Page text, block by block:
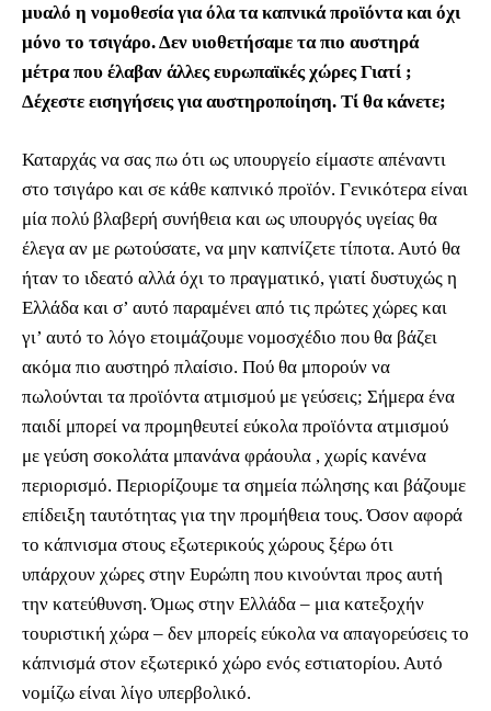
μυαλό η νομοθεσία για όλα τα καπνικά προϊόντα και όχι
μόνο το τσιγάρο. Δεν υιοθετήσαμε τα πιο αυστηρά
μέτρα που έλαβαν άλλες ευρωπαϊκές χώρες Γιατί ;
Δέχεστε εισηγήσεις για αυστηροποίηση. Τί θα κάνετε;
Καταρχάς να σας πω ότι ως υπουργείο είμαστε απέναντι
στο τσιγάρο και σε κάθε καπνικό προϊόν. Γενικότερα είναι
μία πολύ βλαβερή συνήθεια και ως υπουργός υγείας θα
έλεγα αν με ρωτούσατε, να μην καπνίζετε τίποτα. Αυτό θα
ήταν το ιδεατό αλλά όχι το πραγματικό, γιατί δυστυχώς η
Ελλάδα και σ’ αυτό παραμένει από τις πρώτες χώρες και
γι’ αυτό το λόγο ετοιμάζουμε νομοσχέδιο που θα βάζει
ακόμα πιο αυστηρό πλαίσιο. Πού θα μπορούν να
πωλούνται τα προϊόντα ατμισμού με γεύσεις; Σήμερα ένα
παιδί μπορεί να προμηθευτεί εύκολα προϊόντα ατμισμού
με γεύση σοκολάτα μπανάνα φράουλα , χωρίς κανένα
περιορισμό. Περιορίζουμε τα σημεία πώλησης και βάζουμε
επίδειξη ταυτότητας για την προμήθεια τους. Όσον αφορά
το κάπνισμα στους εξωτερικούς χώρους ξέρω ότι
υπάρχουν χώρες στην Ευρώπη που κινούνται προς αυτή
την κατεύθυνση. Όμως στην Ελλάδα – μια κατεξοχήν
τουριστική χώρα – δεν μπορείς εύκολα να απαγορεύσεις το
κάπνισμά στον εξωτερικό χώρο ενός εστιατορίου. Αυτό
νομίζω είναι λίγο υπερβολικό.